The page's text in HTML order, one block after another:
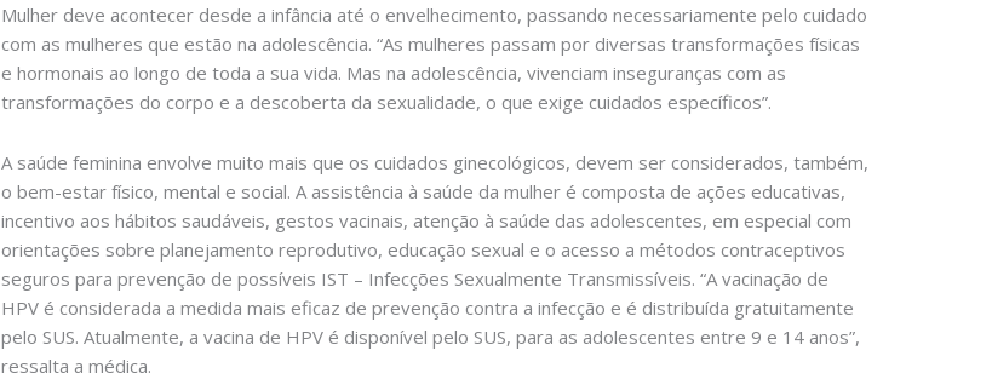
Mulher deve acontecer desde a infância até o envelhecimento, passando necessariamente pelo cuidado
com as mulheres que estão na adolescência. “As mulheres passam por diversas transformações físicas
e hormonais ao longo de toda a sua vida. Mas na adolescência, vivenciam inseguranças com as
transformações do corpo e a descoberta da sexualidade, o que exige cuidados específicos”.
A saúde feminina envolve muito mais que os cuidados ginecológicos, devem ser considerados, também,
o bem-estar físico, mental e social. A assistência à saúde da mulher é composta de ações educativas,
incentivo aos hábitos saudáveis, gestos vacinais, atenção à saúde das adolescentes, em especial com
orientações sobre planejamento reprodutivo, educação sexual e o acesso a métodos contraceptivos
seguros para prevenção de possíveis IST – Infecções Sexualmente Transmissíveis. “A vacinação de
HPV é considerada a medida mais eficaz de prevenção contra a infecção e é distribuída gratuitamente
pelo SUS. Atualmente, a vacina de HPV é disponível pelo SUS, para as adolescentes entre 9 e 14 anos”,
ressalta a médica.